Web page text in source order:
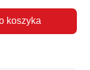
koszyka